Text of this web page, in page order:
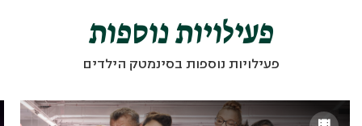
פעילויות נוספות
פעילויות נוספות בסינמטק הילדים